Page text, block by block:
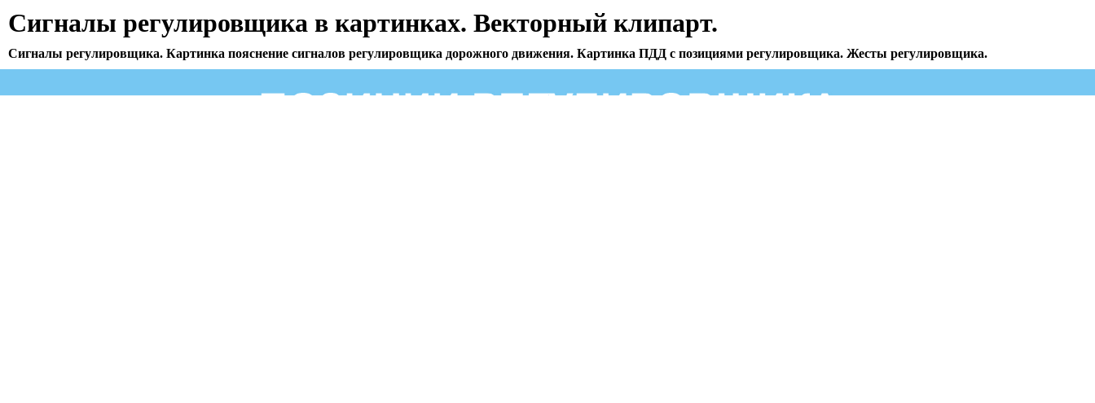
Сигналы регулировщика в картинках. Векторный клипарт.
Сигналы регулировщика. Картинка пояснение сигналов регулировщика дорожного движения. Картинка ПДД с позициями регулировщика. Жесты регулировщика.